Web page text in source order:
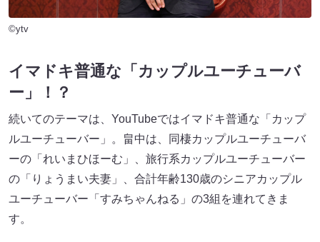
©ytv
イマドキ普通な「カップルユーチューバ
ー」！？
続いてのテーマは、YouTubeではイマドキ普通な「カップ
ルユーチューバー」。畠中は、同棲カップルユーチューバ
ーの「れいまひほーむ」、旅行系カップルユーチューバー
の「りょうまい夫妻」、合計年齢130歳のシニアカップル
ユーチューバー「すみちゃんねる」の3組を連れてきま
す。